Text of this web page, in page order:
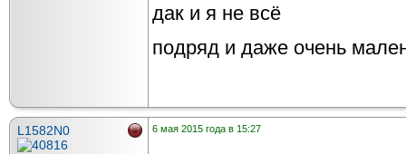
дак и я не всё
подряд и даже очень
L1582N0 6 мая 2015 года в 15:27